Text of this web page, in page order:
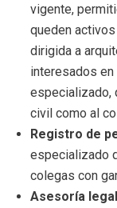
vigente,
queden
dirigida a
interesados
especializado,
civil como al
Registro de
especializado
colegas con
Asesoría